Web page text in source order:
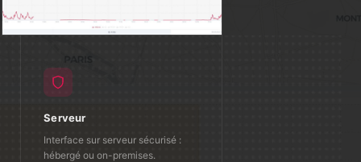
Serveur
Interface sur serveur sécurisé :
hébergé ou on-premises.